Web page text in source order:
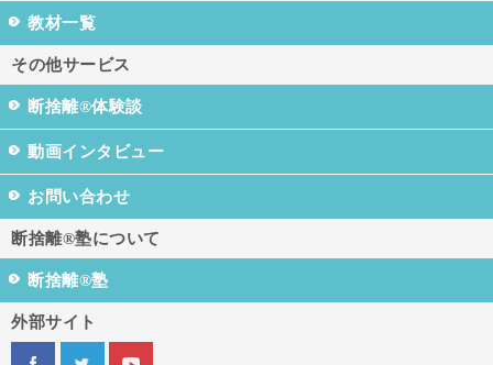
教材一覧
その他サービス
断捨離®体験談
動画インタビュー
お問い合わせ
断捨離®塾について
断捨離®塾
外部サイト